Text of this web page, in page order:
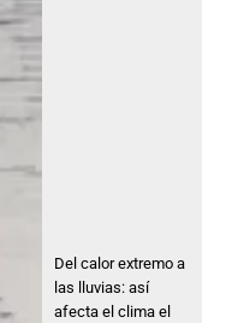
Del calor extremo a
las lluvias: así
afecta el clima el